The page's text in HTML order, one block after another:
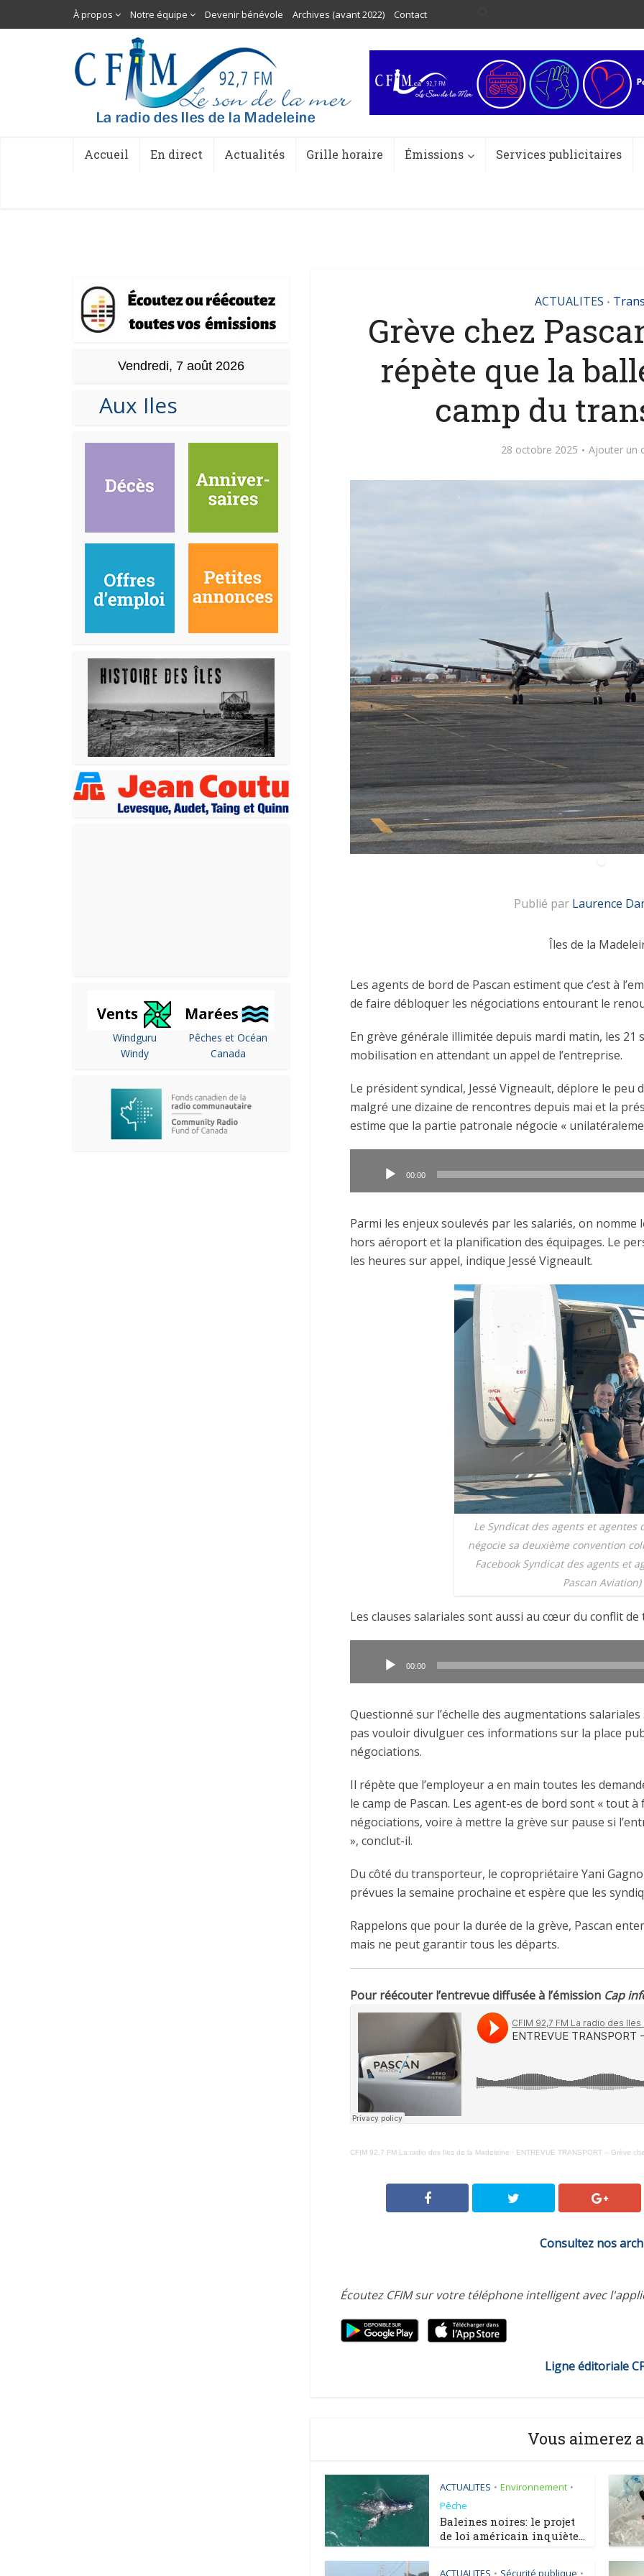
À propos Notre équipe Devenir bénévole Archives (avant 2022) Contact
Accueil En direct Actualités Grille horaire Émissions Services publicitaires
Vendredi, 7 août 2026
Aux Iles
Windguru
Windy
Pêches et Océan
Canada
ACTUALITES •
Grève chez
répète que la
camp du
28 octobre 2025 Ajouter un
Publié par Laurence
Îles de la
Les agents de bord de Pascan estiment que c’est à
de faire débloquer les négociations entourant le
En grève générale illimitée depuis mardi matin, les
mobilisation en attendant un appel de l’entreprise.
Le président syndical, Jessé Vigneault, déplore le peu
malgré une dizaine de rencontres depuis mai et la
estime que la partie patronale négocie «
00:00
Parmi les enjeux soulevés par les salariés, on nomme
hors aéroport et la planification des équipages. Le
les heures sur appel, indique Jessé Vigneault.
Le Syndicat des agents et agentes
négocie sa deuxième convention
Facebook Syndicat des agents et
Pascan Aviation)
Les clauses salariales sont aussi au cœur du conflit
00:00
Questionné sur l’échelle des augmentations
pas vouloir divulguer ces informations sur la place
négociations.
Il répète que l’employeur a en main toutes les
le camp de Pascan. Les agent-es de bord sont « tout
négociations, voire à mettre la grève sur pause si
», conclut-il.
Du côté du transporteur, le copropriétaire Yani
prévues la semaine prochaine et espère que les
Rappelons que pour la durée de la grève, Pascan
mais ne peut garantir tous les départs.
Pour réécouter l’entrevue diffusée à l’émission Cap
CFIM 92,7 FM La radio des Iles de la Madeleine · ENTREVUE TRANSPORT – Grève
Consultez nos
Écoutez CFIM sur votre téléphone intelligent avec
Ligne éditoriale
Vous aimerez
ACTUALITES • Environnement •
Pêche
Baleines noires: le projet
de loi américain inquiète...
ACTUALITES • Sécurité publique •